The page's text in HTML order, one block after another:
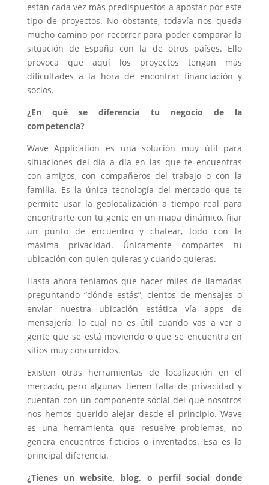
están cada vez más predispuestos a apostar por este
tipo de proyectos. No obstante, todavía nos queda
mucho camino por recorrer para poder comparar la
situación de España con la de otros países. Ello
provoca que aquí los proyectos tengan más
dificultades a la hora de encontrar financiación y
socios.
¿En qué se diferencia tu negocio de la
competencia?
Wave Application es una solución muy útil para
situaciones del día a día en las que te encuentras
con amigos, con compañeros del trabajo o con la
familia. Es la única tecnología del mercado que te
permite usar la geolocalización a tiempo real para
encontrarte con tu gente en un mapa dinámico, fijar
un punto de encuentro y chatear, todo con la
máxima privacidad. Únicamente compartes tu
ubicación con quien quieras y cuando quieras.
Hasta ahora teníamos que hacer miles de llamadas
preguntando “dónde estás”, cientos de mensajes o
enviar nuestra ubicación estática vía apps de
mensajería, lo cual no es útil cuando vas a ver a
gente que se está moviendo o que se encuentra en
sitios muy concurridos.
Existen otras herramientas de localización en el
mercado, pero algunas tienen falta de privacidad y
cuentan con un componente social del que nosotros
nos hemos querido alejar desde el principio. Wave
es una herramienta que resuelve problemas, no
genera encuentros ficticios o inventados. Esa es la
principal diferencia.
¿Tienes un website, blog, o perfil social donde